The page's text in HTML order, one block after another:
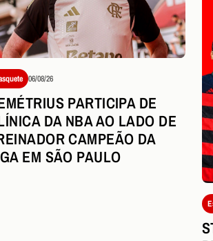
06/08/26
PARTICIPA DE
DA NBA AO LADO DE
CAMPEÃO DA
EM SÃO PAULO